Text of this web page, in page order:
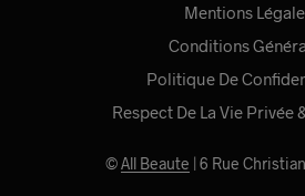
Mentions
Conditions
Politique De
Respect De La Vie Privée
©All Beaute | 6 Rue